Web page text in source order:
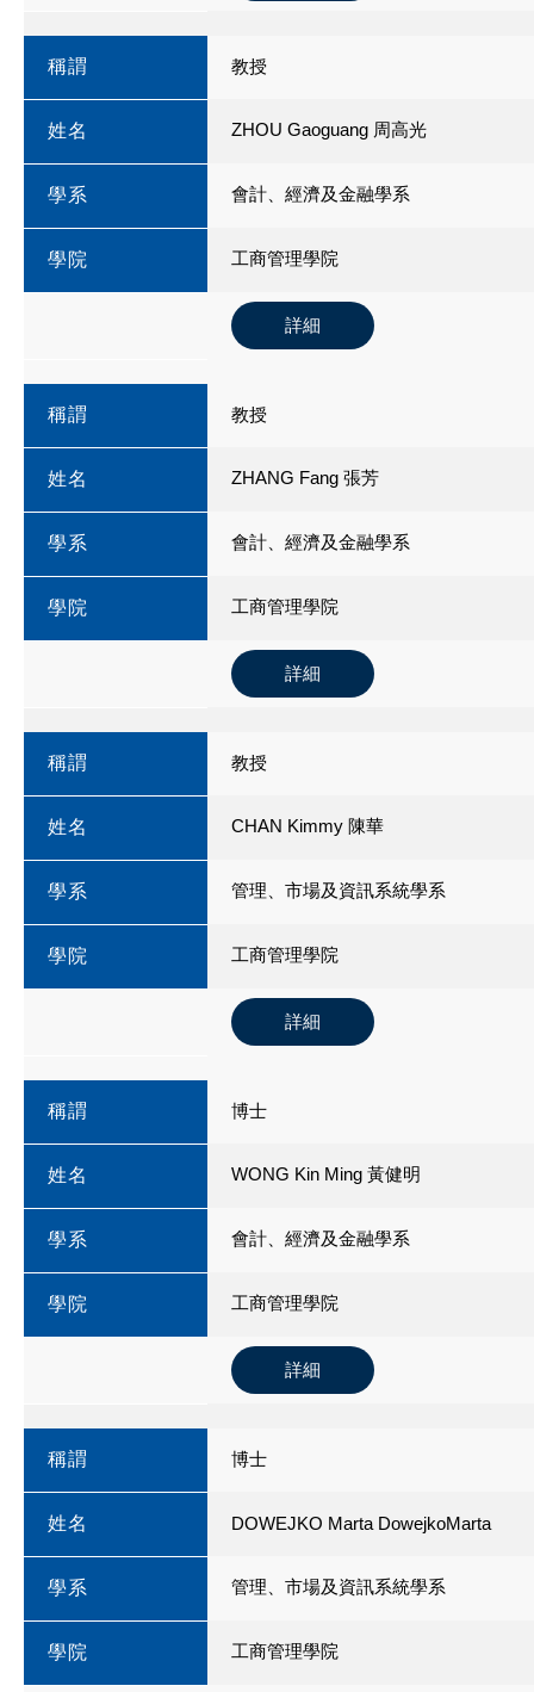
稱謂 教授
姓名 ZHOU Gaoguang 周高光
學系 會計、經濟及金融學系
學院 工商管理學院
詳細
稱謂 教授
姓名 ZHANG Fang 張芳
學系 會計、經濟及金融學系
學院 工商管理學院
詳細
稱謂 教授
姓名 CHAN Kimmy 陳華
學系 管理、市場及資訊系統學系
學院 工商管理學院
詳細
稱謂 博士
姓名 WONG Kin Ming 黃健明
學系 會計、經濟及金融學系
學院 工商管理學院
詳細
稱謂 博士
姓名 DOWEJKO Marta DowejkoMarta
學系 管理、市場及資訊系統學系
學院 工商管理學院